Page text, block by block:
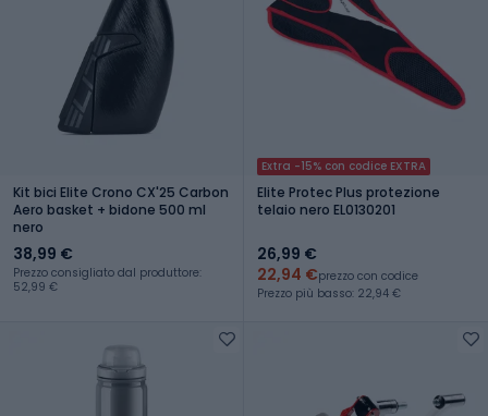
Kit bici Elite Crono CX'25 Carbon
Aero basket + bidone 500 ml
nero
38,99 €
Prezzo consigliato dal produttore:
52,99 €
Extra -15% con codice EXTRA
Elite Protec Plus protezione
telaio nero EL0130201
26,99 €
22,94 €prezzo con codice
Prezzo più basso: 22,94 €